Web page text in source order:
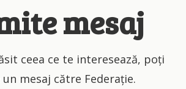
mesaj
ceea ce te interesează, poți
mesaj către Federație.